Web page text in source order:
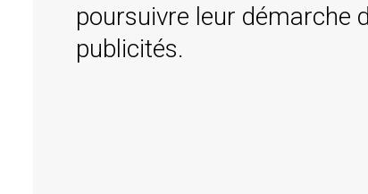
poursuivre leur démarche
publicités.